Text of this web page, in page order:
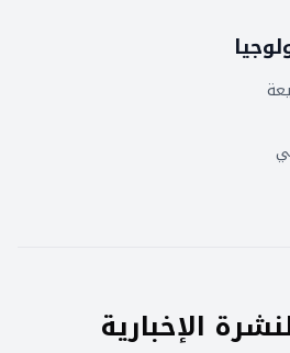
الإخبارية